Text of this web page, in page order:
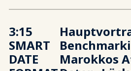
3:15
SMART
DATE
Marokkos